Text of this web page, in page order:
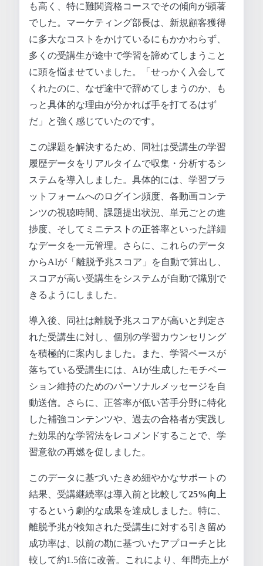
も高く、特に難関資格コースでその傾向が顕著
でした。マーケティング部長は、新規顧客獲得
に多大なコストをかけているにもかかわらず、
多くの受講生が途中で学習を諦めてしまうこと
に頭を悩ませていました。「せっかく入会して
くれたのに、なぜ途中で辞めてしまうのか、も
っと具体的な理由が分かれば手を打てるはず
だ」と強く感じていたのです。
この課題を解決するため、同社は受講生の学習
履歴データをリアルタイムで収集・分析するシ
ステムを導入しました。具体的には、学習プラ
ットフォームへのログイン頻度、各動画コンテ
ンツの視聴時間、課題提出状況、単元ごとの進
捗度、そしてミニテストの正答率といった詳細
なデータを一元管理。さらに、これらのデータ
からAIが「離脱予兆スコア」を自動で算出し、
スコアが高い受講生をシステムが自動で識別で
きるようにしました。
導入後、同社は離脱予兆スコアが高いと判定さ
れた受講生に対し、個別の学習カウンセリング
を積極的に案内しました。また、学習ペースが
落ちている受講生には、AIが生成したモチベー
ション維持のためのパーソナルメッセージを自
動送信。さらに、正答率が低い苦手分野に特化
した補強コンテンツや、過去の合格者が実践し
た効果的な学習法をレコメンドすることで、学
習意欲の再燃を促しました。
このデータに基づいたきめ細やかなサポートの
結果、受講継続率は導入前と比較して25%向上
するという劇的な成果を達成しました。特に、
離脱予兆が検知された受講生に対する引き留め
成功率は、以前の勘に基づいたアプローチと比
較して約1.5倍に改善。これにより、年間売上が